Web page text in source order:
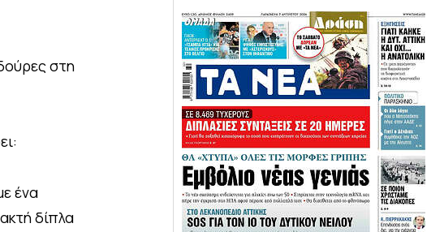
στη
ένα
δίπλα